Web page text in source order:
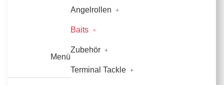
Menü
Angelrollen
Baits
Zubehör
Terminal Tackle